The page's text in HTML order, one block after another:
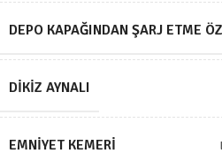
DEPO KAPAĞINDAN ŞARJ ETME
DIKIZ AYNALI
EMNIYET KEMERI